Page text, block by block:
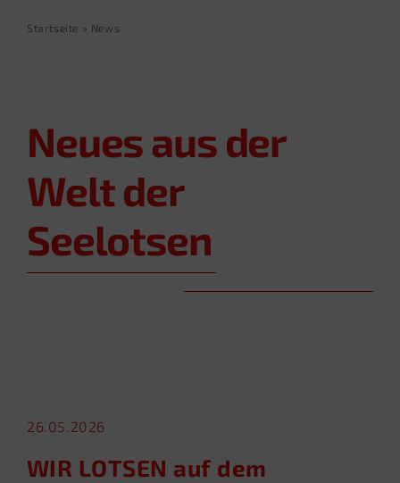
Startseite » News
Neues aus der
Weltder
Seelotsen
26.05.2026
WIR LOTSEN auf dem